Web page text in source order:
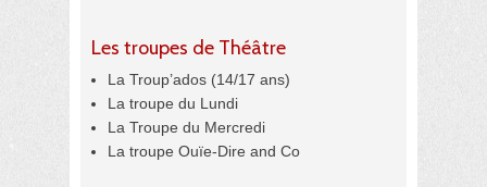
Les troupes de Théâtre
La Troup’ados (14/17 ans)
La troupe du Lundi
La Troupe du Mercredi
La troupe Ouïe-Dire and Co